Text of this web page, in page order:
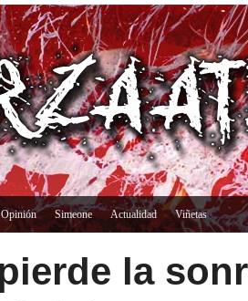
Opinión Simeone Actualidad Viñetas
la